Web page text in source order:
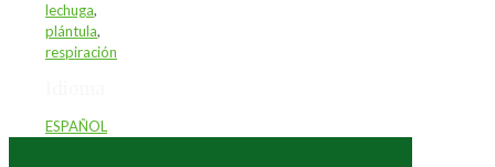
lechuga,
plántula,
respiración
ESPAÑOL